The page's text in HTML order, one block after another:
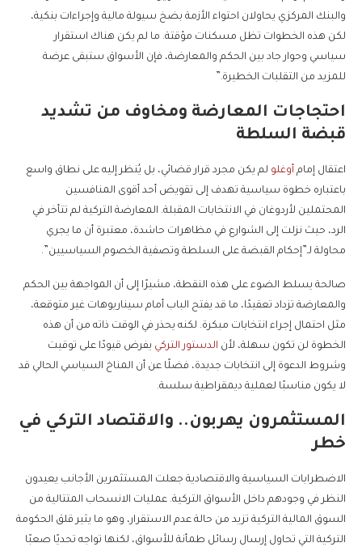
والبنك المركزي يحاولان احتواء الأزمة بضخ سيولة مالية وإجراءات بنكية،
لكن هذه الخطوات تظل مسكنات مؤقتة. ما لم يكن هناك استقرار
سياسي وحوار جاد بين الحكم والمعارضة، فإن الأسواق ستبقى عرضة
للمزيد من التقلبات الخطيرة.”
احتجاجات المعارضة ومخاوف من تشديد
قبضة السلطة
اعتقال إمام أوغلو لم يكن مجرد قرار قضائي، بل يُنظر إليه على نطاق واسع
باعتباره خطوة سياسية تهدف إلى تقويض أحد أقوى المنافسين
المحتملين لأردوغان في الانتخابات المقبلة. المعارضة التركية لم تتأخر في
الرد، حيث نزلت إلى الشوارع في مظاهرات حاشدة، معتبرة أن ما يجري
محاولة لـ”إحكام القبضة على السلطة وتصفية الخصوم السياسيين”.
صالحة يسلط الضوء على هذه النقطة، مشيرًا إلى أن المواجهة بين الحكم
والمعارضة تزداد تعقيدًا، ما قد يفتح الباب أمام سيناريوهات غير متوقعة،
مثل احتمال إجراء انتخابات مبكرة. لكنه يحذر في الوقت ذاته من أن هذه
الخطوة لن تكون سهلة، لأن الدستور التركي يفرض قيودًا على توقيت
وشروط الدعوة إلى انتخابات جديدة، فضلًا عن أن المناخ السياسي الحالي قد
لا يكون مناسبًا لعملية ديمقراطية سلسة.
المستثمرون يهربون.. والاقتصاد التركي في
خطر
الاضطرابات السياسية والاقتصادية جعلت المستثمرين الأجانب يعيدون
النظر في وجودهم داخل الأسواق التركية. عمليات الانسحاب المتتالية من
السوق المالية التركية تزيد من حالة عدم الاستقرار، وهو ما يثير قلق الحكومة
التركية التي تحاول إرسال رسائل طمأنة للأسواق، لكنها تواجه تحديًا صعبًا